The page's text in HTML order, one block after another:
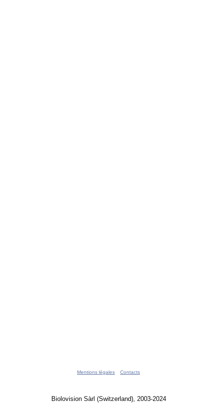
Mentions légales Contacts
Biolovision Sàrl (Switzerland), 2003-2024